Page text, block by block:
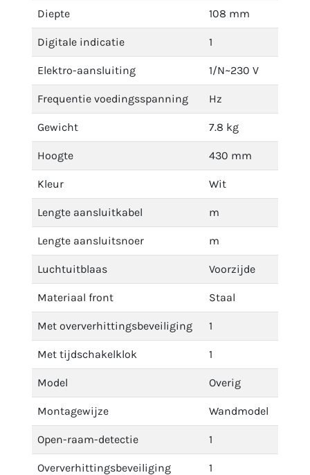
Diepte 108 mm
Digitale indicatie 1
Elektro-aansluiting 1/N~230 V
Frequentie voedingsspanning Hz
Gewicht 7.8 kg
Hoogte 430 mm
Kleur Wit
Lengte aansluitkabel m
Lengte aansluitsnoer m
Luchtuitblaas Voorzijde
Materiaal front Staal
Met oververhittingsbeveiliging 1
Met tijdschakelklok 1
Model Overig
Montagewijze Wandmodel
Open-raam-detectie 1
Oververhittingsbeveiliging 1